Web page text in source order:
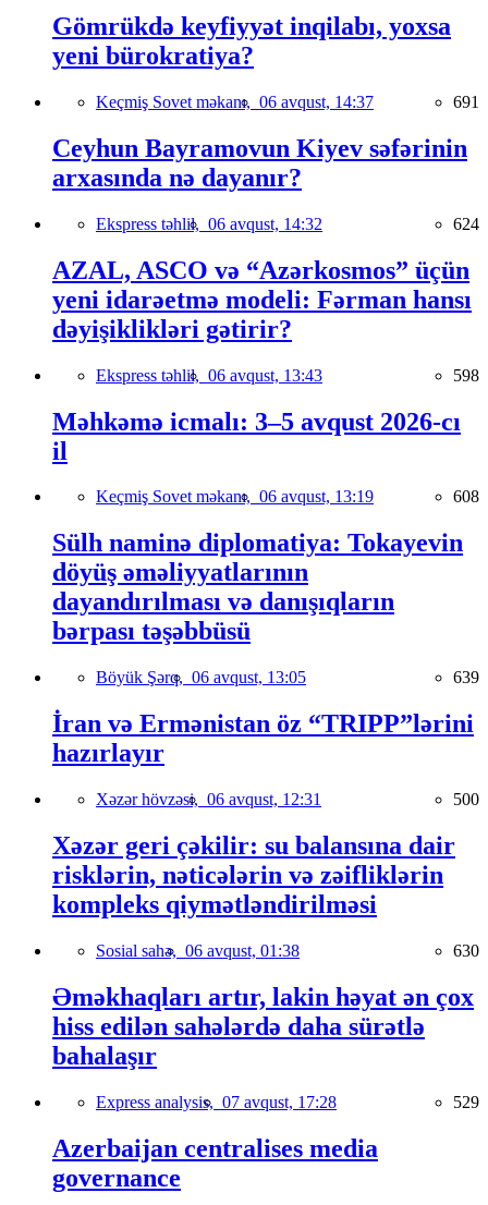
Gömrükdə keyfiyyət inqilabı, yoxsa
yeni bürokratiya?
Keçmiş Sovet məkanı, 06 avqust, 14:37 691
Ceyhun Bayramovun Kiyev səfərinin
arxasında nə dayanır?
Ekspress təhlil, 06 avqust, 14:32 624
AZAL, ASCO və “Azərkosmos” üçün
yeni idarəetmə modeli: Fərman hansı
dəyişiklikləri gətirir?
Ekspress təhlil, 06 avqust, 13:43 598
Məhkəmə icmalı: 3–5 avqust 2026-cı
il
Keçmiş Sovet məkanı, 06 avqust, 13:19 608
Sülh naminə diplomatiya: Tokayevin
döyüş əməliyyatlarının
dayandırılması və danışıqların
bərpası təşəbbüsü
Böyük Şərq, 06 avqust, 13:05 639
İran və Ermənistan öz “TRIPP”lərini
hazırlayır
Xəzər hövzəsi, 06 avqust, 12:31 500
Xəzər geri çəkilir: su balansına dair
risklərin, nəticələrin və zəifliklərin
kompleks qiymətləndirilməsi
Sosial sahə, 06 avqust, 01:38 630
Əməkhaqları artır, lakin həyat ən çox
hiss edilən sahələrdə daha sürətlə
bahalaşır
Express analysis, 07 avqust, 17:28 529
Azerbaijan centralises media
governance